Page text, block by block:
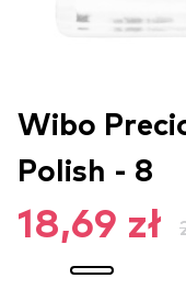
Wibo
Polish - 8
18,69 zł